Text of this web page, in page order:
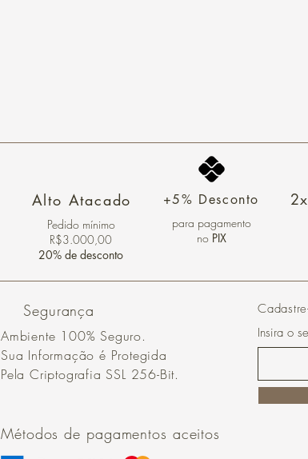
Alto Atacado
Pedido mínimo
R$3.000,00
20% de desconto
+5% Desconto
para pagamento
no PIX
Segurança
Ambiente 100% Seguro.
Sua Informação é Protegida
Pela Criptografia SSL 256-Bit.
Métodos de pagamentos aceitos
Insira o